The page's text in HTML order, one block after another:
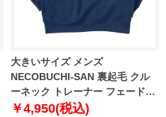
大きいサイズ メンズ
NECOBUCHI-SAN 裏起毛 クル
ーネック トレーナー フェードネ
イビー 1258-5356-3 3L 4L 5L
￥4,950(税込)